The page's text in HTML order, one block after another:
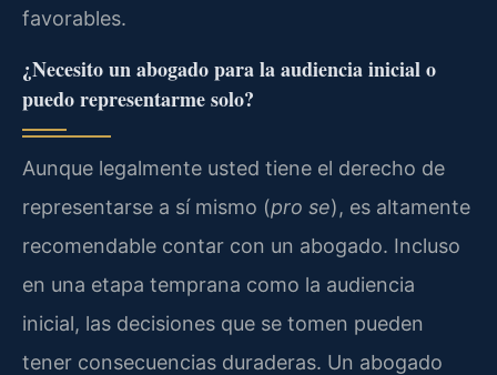
favorables.
¿Necesito un abogado para la audiencia inicial o
puedo representarme solo?
Aunque legalmente usted tiene el derecho de
representarse a sí mismo (pro se), es altamente
recomendable contar con un abogado. Incluso
en una etapa temprana como la audiencia
inicial, las decisiones que se tomen pueden
tener consecuencias duraderas. Un abogado